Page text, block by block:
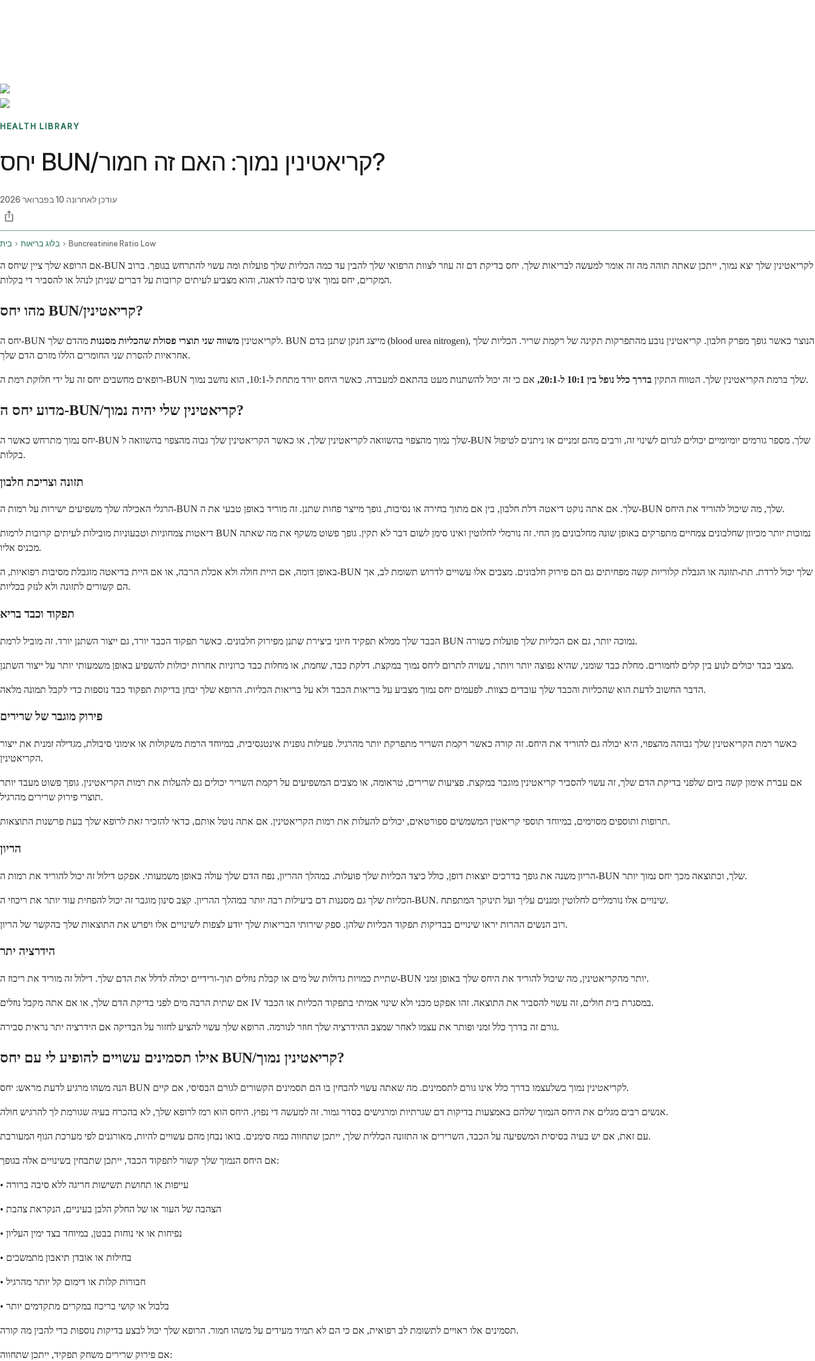
HEALTH LIBRARY
יחס BUN/קריאטינין נמוך: האם זה חמור?
עודכן לאחרונה 10 בפברואר 2026
בית בלוג בריאות Buncreatinine Ratio Low
אם הרופא שלך ציין שיחס ה-BUN לקריאטינין שלך יצא נמוך, ייתכן שאתה תוהה מה זה אומר למעשה לבריאות שלך. יחס בדיקת דם זה עוזר לצוות הרפואי שלך להבין עד כמה הכליות שלך פועלות ומה עשוי להתרחש בגופך. ברוב
המקרים, יחס נמוך אינו סיבה לדאגה, והוא מצביע לעיתים קרובות על דברים שניתן לנהל או להסביר די בקלות.
מהו יחס BUN/קריאטינין?
יחס ה-BUN לקריאטינין משווה שני תוצרי פסולת שהכליות מסננות מהדם שלך. BUN מייצג חנקן שתנן בדם (blood urea nitrogen), הנוצר כאשר גופך מפרק חלבון. קריאטינין נובע מהתפרקות תקינה של רקמת שריר. הכליות שלך
אחראיות להסרת שני החומרים הללו מזרם הדם שלך.
רופאים מחשבים יחס זה על ידי חלוקת רמת ה-BUN שלך ברמת הקריאטינין שלך. הטווח התקין בדרך כלל נופל בין 10:1 ל-20:1, אם כי זה יכול להשתנות מעט בהתאם למעבדה. כאשר היחס יורד מתחת ל-10:1, הוא נחשב נמוך.
מדוע יחס ה-BUN/קריאטינין שלי יהיה נמוך?
יחס נמוך מתרחש כאשר ה-BUN שלך נמוך מהצפוי בהשוואה לקריאטינין שלך, או כאשר הקריאטינין שלך גבוה מהצפוי בהשוואה ל-BUN שלך. מספר גורמים יומיומיים יכולים לגרום לשינוי זה, ורבים מהם זמניים או ניתנים לטיפול
בקלות.
תזונה וצריכת חלבון
הרגלי האכילה שלך משפיעים ישירות על רמות ה-BUN שלך. אם אתה נוקט דיאטה דלת חלבון, בין אם מתוך בחירה או נסיבות, גופך מייצר פחות שתנן. זה מוריד באופן טבעי את ה-BUN שלך, מה שיכול להוריד את היחס.
דיאטות צמחוניות וטבעוניות מובילות לעיתים קרובות לרמות BUN נמוכות יותר מכיוון שחלבונים צמחיים מתפרקים באופן שונה מחלבונים מן החי. זה נורמלי לחלוטין ואינו סימן לשום דבר לא תקין. גופך פשוט משקף את מה שאתה
מכניס אליו.
באופן דומה, אם היית חולה ולא אכלת הרבה, או אם היית בדיאטה מוגבלת מסיבות רפואיות, ה-BUN שלך יכול לרדת. תת-תזונה או הגבלת קלוריות קשה מפחיתים גם הם פירוק חלבונים. מצבים אלו עשויים לדרוש תשומת לב, אך
הם קשורים לתזונה ולא לנזק בכליות.
תפקוד וכבד בריא
הכבד שלך ממלא תפקיד חיוני ביצירת שתנן מפירוק חלבונים. כאשר תפקוד הכבד יורד, גם ייצור השתנן יורד. זה מוביל לרמת BUN נמוכה יותר, גם אם הכליות שלך פועלות כשורה.
מצבי כבד יכולים לנוע בין קלים לחמורים. מחלת כבד שומני, שהיא נפוצה יותר ויותר, עשויה לתרום ליחס נמוך במקצת. דלקת כבד, שחמת, או מחלות כבד כרוניות אחרות יכולות להשפיע באופן משמעותי יותר על ייצור השתנן.
הדבר החשוב לדעת הוא שהכליות והכבד שלך עובדים כצוות. לפעמים יחס נמוך מצביע על בריאות הכבד ולא על בריאות הכליות. הרופא שלך יבחן בדיקות תפקוד כבד נוספות כדי לקבל תמונה מלאה.
פירוק מוגבר של שרירים
כאשר רמת הקריאטינין שלך גבוהה מהצפוי, היא יכולה גם להוריד את היחס. זה קורה כאשר רקמת השריר מתפרקת יותר מהרגיל. פעילות גופנית אינטנסיבית, במיוחד הרמת משקולות או אימוני סיבולת, מגדילה זמנית את ייצור
הקריאטינין.
אם עברת אימון קשה ביום שלפני בדיקת הדם שלך, זה עשוי להסביר קריאטינין מוגבר במקצת. פציעות שרירים, טראומה, או מצבים המשפיעים על רקמת השריר יכולים גם להעלות את רמות הקריאטינין. גופך פשוט מעבד יותר
תוצרי פירוק שרירים מהרגיל.
תרופות ותוספים מסוימים, במיוחד תוספי קריאטין המשמשים ספורטאים, יכולים להעלות את רמות הקריאטינין. אם אתה נוטל אותם, כדאי להזכיר זאת לרופא שלך בעת פרשנות התוצאות.
הריון
הריון משנה את גופך בדרכים יוצאות דופן, כולל כיצד הכליות שלך פועלות. במהלך ההריון, נפח הדם שלך עולה באופן משמעותי. אפקט דילול זה יכול להוריד את רמות ה-BUN שלך, וכתוצאה מכך יחס נמוך יותר.
הכליות שלך גם מסננות דם ביעילות רבה יותר במהלך ההריון. קצב סינון מוגבר זה יכול להפחית עוד יותר את ריכוזי ה-BUN. שינויים אלו נורמליים לחלוטין ומגנים עליך ועל תינוקך המתפתח.
רוב הנשים ההרות יראו שינויים בבדיקות תפקוד הכליות שלהן. ספק שירותי הבריאות שלך יודע לצפות לשינויים אלו ויפרש את התוצאות שלך בהקשר של הריון.
הידרציה יתר
שתיית כמויות גדולות של מים או קבלת נוזלים תוך-ורידיים יכולה לדלל את הדם שלך. דילול זה מוריד את ריכוז ה-BUN יותר מהקריאטינין, מה שיכול להוריד את היחס שלך באופן זמני.
אם שתית הרבה מים לפני בדיקת הדם שלך, או אם אתה מקבל נוזלים IV במסגרת בית חולים, זה עשוי להסביר את התוצאה. זהו אפקט מכני ולא שינוי אמיתי בתפקוד הכליות או הכבד.
גורם זה בדרך כלל זמני ופותר את עצמו לאחר שמצב ההידרציה שלך חוזר לנורמה. הרופא שלך עשוי להציע לחזור על הבדיקה אם הידרציה יתר נראית סבירה.
אילו תסמינים עשויים להופיע לי עם יחס BUN/קריאטינין נמוך?
הנה משהו מרגיע לדעת מראש: יחס BUN לקריאטינין נמוך כשלעצמו בדרך כלל אינו גורם לתסמינים. מה שאתה עשוי להבחין בו הם תסמינים הקשורים לגורם הבסיסי, אם קיים.
אנשים רבים מגלים את היחס הנמוך שלהם באמצעות בדיקות דם שגרתיות ומרגישים בסדר גמור. זה למעשה די נפוץ. היחס הוא רמז לרופא שלך, לא בהכרח בעיה שגורמת לך להרגיש חולה.
עם זאת, אם יש בעיה בסיסית המשפיעה על הכבד, השרירים או התזונה הכללית שלך, ייתכן שתחווה כמה סימנים. בואו נבחן מהם עשויים להיות, מאורגנים לפי מערכת הגוף המעורבת.
אם היחס הנמוך שלך קשור לתפקוד הכבד, ייתכן שתבחין בשינויים אלה בגופך:
• עייפות או תחושת תשישות חריגה ללא סיבה ברורה
• הצהבה של העור או של החלק הלבן בעיניים, הנקראת צהבת
• נפיחות או אי נוחות בבטן, במיוחד בצד ימין העליון
• בחילות או אובדן תיאבון מתמשכים
• חבורות קלות או דימום קל יותר מהרגיל
• בלבול או קושי בריכוז במקרים מתקדמים יותר
תסמינים אלו ראויים לתשומת לב רפואית, אם כי הם לא תמיד מעידים על משהו חמור. הרופא שלך יכול לבצע בדיקות נוספות כדי להבין מה קורה.
אם פירוק שרירים משחק תפקיד, ייתכן שתחווה: